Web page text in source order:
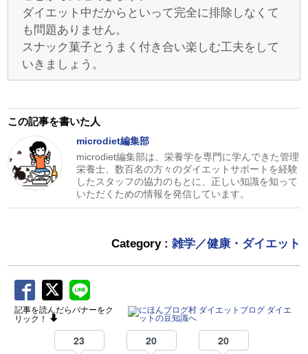
ダイエット中だからといって完全に排除しなくて
も問題ありません。
スナック菓子とうまく付き合い楽しむ工夫をして
いきましょう。
この記事を書いた人
microdiet編集部
microdiet編集部は、栄養学を専門に学んできた管理
栄養士、数百名の方々のダイエットサポートを経験
したスタッフの協力のもとに、正しい知識を知って
いただくための情報を発信しています。
Category : 雑学／健康・ダイエット
記事を読んだらバナーをク
リック！
23 20 20